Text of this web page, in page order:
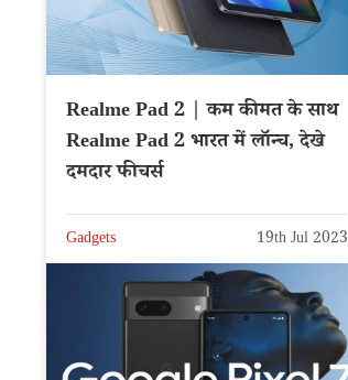
Realme Pad 2 | कम कीमत के साथ
Realme Pad 2 भारत में लॉन्च, देखे
दमदार फीचर्स
Gadgets 19th Jul 2023